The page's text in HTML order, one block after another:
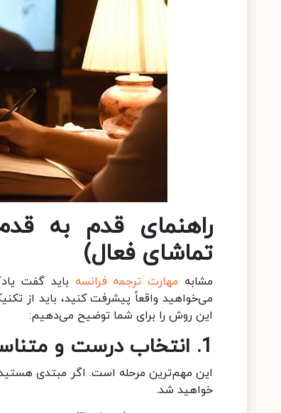
راهنمای قدم به
تماشای فعال)
مشابه مهارت ترجمه فرانسه باید گفت
این روش را برای شما توضیح می‌دهیم:
1. انتخاب درست و
این مهم‌ترین مرحله است. اگر مبتدی
خواهید شد.